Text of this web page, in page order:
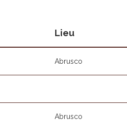
Lieu
Abrusco
Abrusco